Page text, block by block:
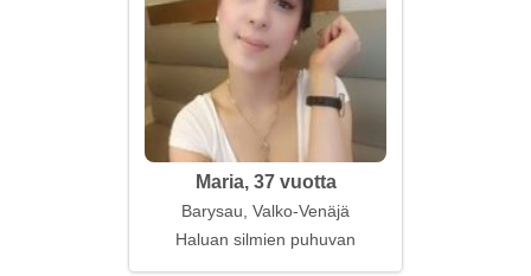
Maria, 37 vuotta
Barysau, Valko-Venäjä
Haluan silmien puhuvan